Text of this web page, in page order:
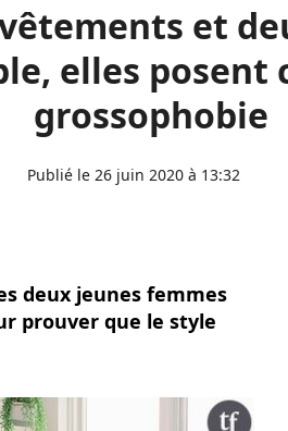
et
elles posent
grossophobie
Publié le 26 juin 2020 à 13:32
deux jeunes femmes
prouver que le style